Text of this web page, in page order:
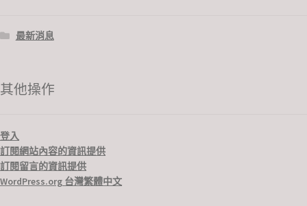
最新消息
其他操作
登入
訂閱網站內容的資訊提供
訂閱留言的資訊提供
WordPress.org 台灣繁體中文